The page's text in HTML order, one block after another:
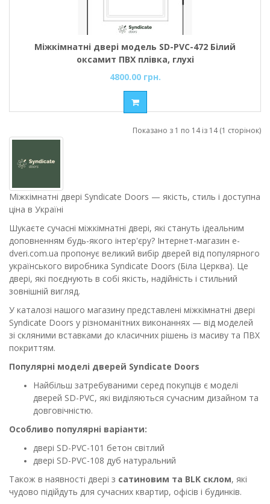
Міжкімнатні двері модель SD-PVC-472 Білий
оксамит ПВХ плівка, глухі
4800.00 грн.
Показано з 1 по 14 із 14 (1 сторінок)
Міжкімнатні двері Syndicate Doors — якість, стиль і доступна
ціна в Україні
Шукаєте сучасні міжкімнатні двері, які стануть ідеальним
доповненням будь-якого інтер'єру? Інтернет-магазин e-
dveri.com.ua пропонує великий вибір дверей від популярного
українського виробника Syndicate Doors (Біла Церква). Це
двері, які поєднують в собі якість, надійність і стильний
зовнішній вигляд.
У каталозі нашого магазину представлені міжкімнатні двері
Syndicate Doors у різноманітних виконаннях — від моделей
зі скляними вставками до класичних рішень із масиву та ПВХ
покриттям.
Популярні моделі дверей Syndicate Doors
Найбільш затребуваними серед покупців є моделі
дверей SD-PVC, які виділяються сучасним дизайном та
довговічністю.
Особливо популярні варіанти:
двері SD-PVC-101 бетон світлий
двері SD-PVC-108 дуб натуральний
Також в наявності двері з сатиновим та BLK склом, які
чудово підійдуть для сучасних квартир, офісів і будинків.